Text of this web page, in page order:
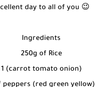
day to all of you 😉
Ingredients
250g of Rice
1 (carrot tomato onion)
peppers (red green yellow)